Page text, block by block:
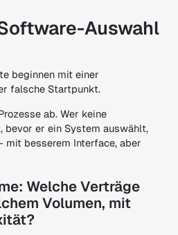
Auswahl
beginnen mit einer
falsche Startpunkt.
ab. Wer keine
bevor er ein System auswählt,
mit besserem Interface, aber
Welche Verträge
Volumen, mit